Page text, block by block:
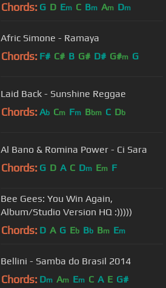
Chords: G D Em C Bm Am Dm
Afric Simone - Ramaya
Chords: F# C# B G# D# G#m G
Laid Back - Sunshine Reggae
Chords: Ab Cm Fm Bbm C Db
Al Bano & Romina Power - Ci Sara
Chords: G D A C Dm Em F
Bee Gees: You Win Again,
Album/Studio Version HQ :)))))
Chords: D A G Eb Bb Bm Em
Bellini - Samba do Brasil 2014
Chords: Dm Am Em C A E G#